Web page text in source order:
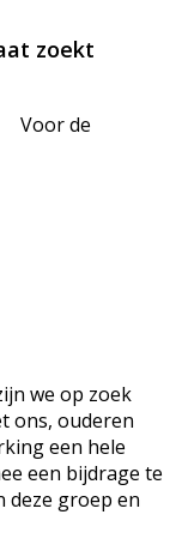
zoekt
Voor de
we op zoek
ons, ouderen
een hele
een bijdrage te
deze groep en